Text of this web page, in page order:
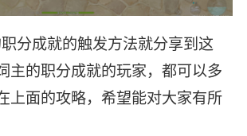
分成就的触发方法就分享到这
主的职分成就的玩家，都可以多
上面的攻略，希望能对大家有所